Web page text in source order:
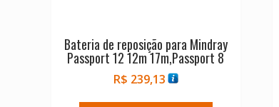
Bateria de reposição para Mindray
Passport 12 12m 17m,Passport 8
R$ 239,13